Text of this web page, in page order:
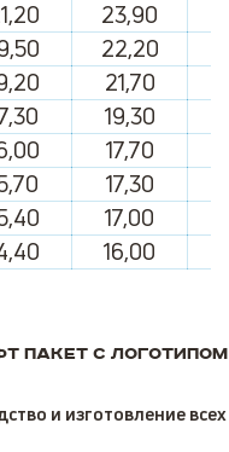
23,90
22,20
21,70
19,30
17,70
17,30
17,00
16,00
пакет с логотипом
и изготовление всех